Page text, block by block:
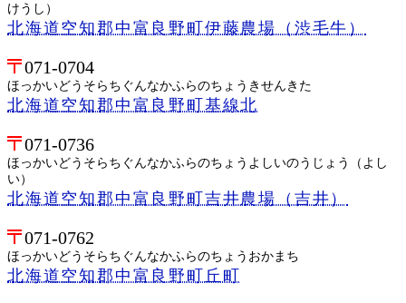
けうし）
北海道空知郡中富良野町伊藤農場（渋毛牛）
071-0704
ほっかいどうそらちぐんなかふらのちょうきせんきた
北海道空知郡中富良野町基線北
071-0736
ほっかいどうそらちぐんなかふらのちょうよしいのうじょう（よし
い）
北海道空知郡中富良野町吉井農場（吉井）
071-0762
ほっかいどうそらちぐんなかふらのちょうおかまち
北海道空知郡中富良野町丘町